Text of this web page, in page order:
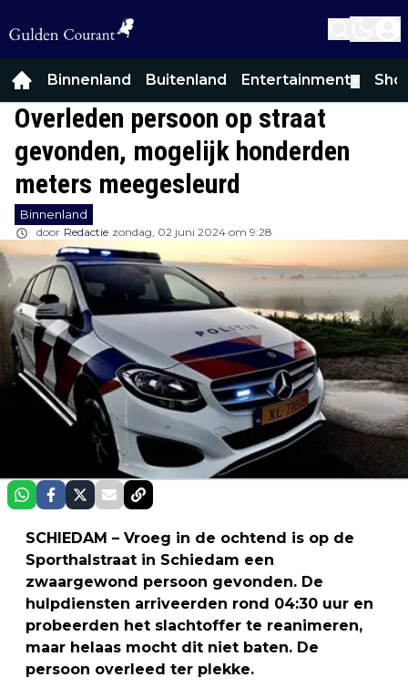
Binnenland Buitenland Entertainment
Overleden persoon op straat
gevonden, mogelijk honderden
meters meegesleurd
Binnenland
door Redactie zondag, 02 juni 2024 om 9:28
SCHIEDAM – Vroeg in de ochtend is op de
Sporthalstraat in Schiedam een
zwaargewond persoon gevonden. De
hulpdiensten arriveerden rond 04:30 uur en
probeerden het slachtoffer te reanimeren,
maar helaas mocht dit niet baten. De
persoon overleed ter plekke.